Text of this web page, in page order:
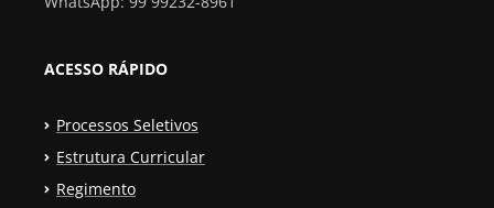
ACESSO RÁPIDO
Processos Seletivos
Estrutura Curricular
Regimento